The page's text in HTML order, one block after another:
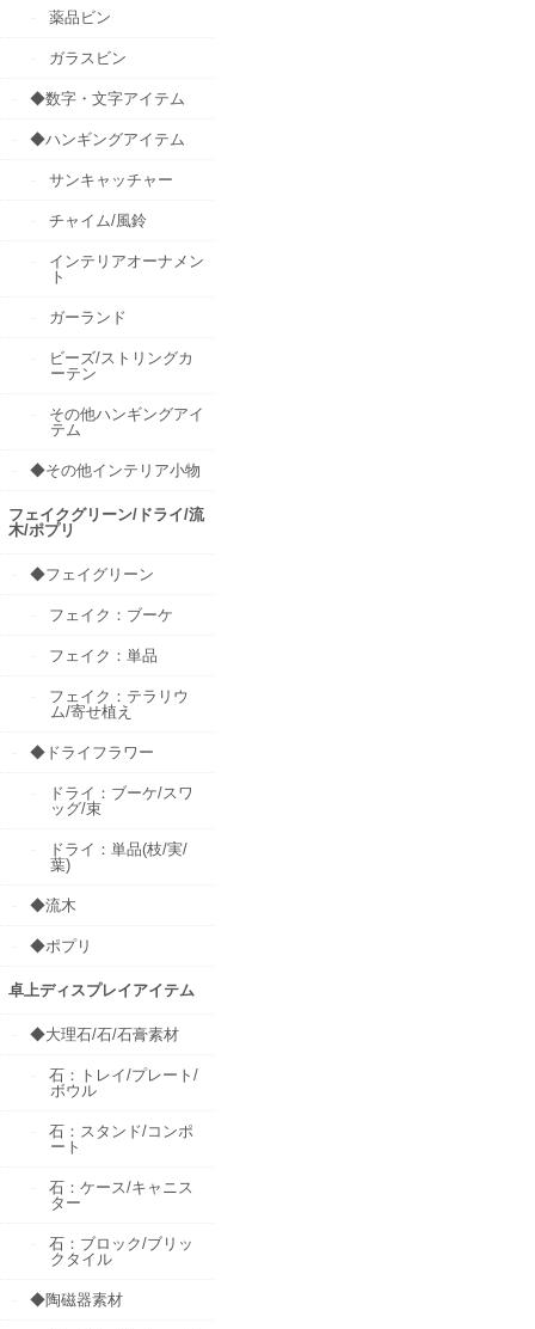
薬品ビン
ガラスビン
◆数字・文字アイテム
◆ハンギングアイテム
サンキャッチャー
チャイム/風鈴
インテリアオーナメン
ト
ガーランド
ビーズ/ストリングカ
ーテン
その他ハンギングアイ
テム
◆その他インテリア小物
フェイクグリーン/ドライ/流
木/ポプリ
◆フェイグリーン
フェイク：ブーケ
フェイク：単品
フェイク：テラリウ
ム/寄せ植え
◆ドライフラワー
ドライ：ブーケ/スワ
ッグ/束
ドライ：単品(枝/実/
葉)
◆流木
◆ポプリ
卓上ディスプレイアイテム
◆大理石/石/石膏素材
石：トレイ/プレート/
ボウル
石：スタンド/コンポ
ート
石：ケース/キャニス
ター
石：ブロック/ブリッ
クタイル
◆陶磁器素材